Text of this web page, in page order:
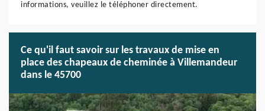
informations, veuillez le téléphoner directement.
Ce qu'il faut savoir sur les travaux de mise en
place des chapeaux de cheminée à Villemandeur
dans le 45700